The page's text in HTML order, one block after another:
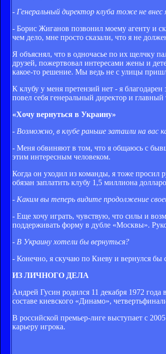
- Генеральный директор клуба тоже не
- Борис Жиганов позвонил моему агенту и
чем дело, мне просто сказали, что я не
Я объяснял, что в одночасье по их щелчку
друзей, пожертвовал интересами жены и
какое-то решение. Мы ведь не с улицы
К клубу у меня претензий нет - я
повел себя генеральный директор и главный
«Хочу вернуться в Украину»
- Возможно, в клубе раньше затаили на вас
- Меня обвиняют в том, что я общаюсь с
этим интересным человеком.
Когда он уходил из команды, я тоже просил
обязан заплатить клубу 1,5 миллиона
- Каким вы теперь видите продолжение
- Еще хочу играть, чувствую, что силы и
поддерживать форму в дубле «Москвы».
- В Украину хотели бы вернуться?
- Конечно, я скучаю по Киеву и вернулся бы
ИЗ ЛИЧНОГО ДЕЛА
Андрей Гусин родился 11 декабря 1972
составе киевского «Динамо»,
В российской премьер-лиге выступает с
карьеру игрока.